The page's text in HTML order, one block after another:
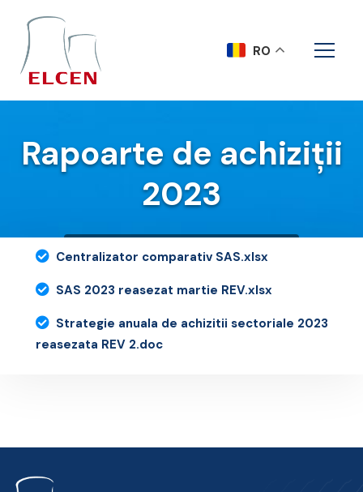
Rapoarte de achiziții
2023
Acasa Rapoarte de achiziții 2023
Centralizator comparativ SAS.xlsx
SAS 2023 reasezat martie REV.xlsx
Strategie anuala de achizitii sectoriale 2023
reasezata REV 2.doc
RO